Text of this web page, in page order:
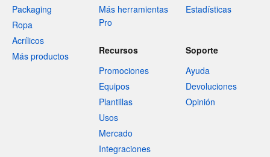
Packaging
Ropa
Acrílicos
Más productos
Más herramientas
Pro
Estadísticas
Recursos
Promociones
Equipos
Plantillas
Usos
Mercado
Integraciones
Soporte
Ayuda
Devoluciones
Opinión